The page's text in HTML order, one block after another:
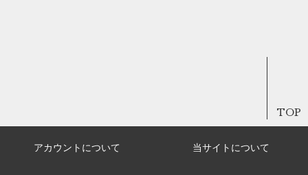
TOP
アカウントについて 当サイトについて